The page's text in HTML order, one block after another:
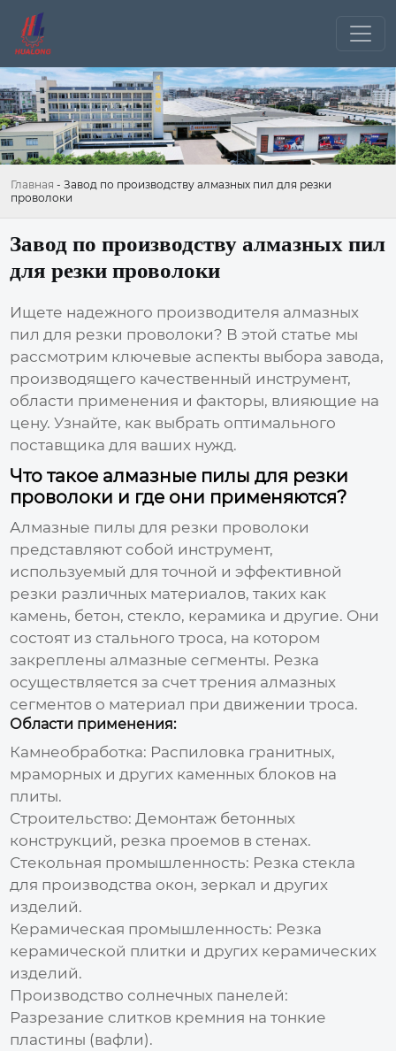
Главная - Завод по производству алмазных пил для резки
проволоки
Завод по производству алмазных пил
для резки проволоки
Ищете надежного производителя алмазных
пил для резки проволоки? В этой статье мы
рассмотрим ключевые аспекты выбора завода,
производящего качественный инструмент,
области применения и факторы, влияющие на
цену. Узнайте, как выбрать оптимального
поставщика для ваших нужд.
Что такое алмазные пилы для резки
проволоки и где они применяются?
Алмазные пилы для резки проволоки
представляют собой инструмент,
используемый для точной и эффективной
резки различных материалов, таких как
камень, бетон, стекло, керамика и другие. Они
состоят из стального троса, на котором
закреплены алмазные сегменты. Резка
осуществляется за счет трения алмазных
сегментов о материал при движении троса.
Области применения:
Камнеобработка: Распиловка гранитных,
мраморных и других каменных блоков на
плиты.
Строительство: Демонтаж бетонных
конструкций, резка проемов в стенах.
Стекольная промышленность: Резка стекла
для производства окон, зеркал и других
изделий.
Керамическая промышленность: Резка
керамической плитки и других керамических
изделий.
Производство солнечных панелей:
Разрезание слитков кремния на тонкие
пластины (вафли).